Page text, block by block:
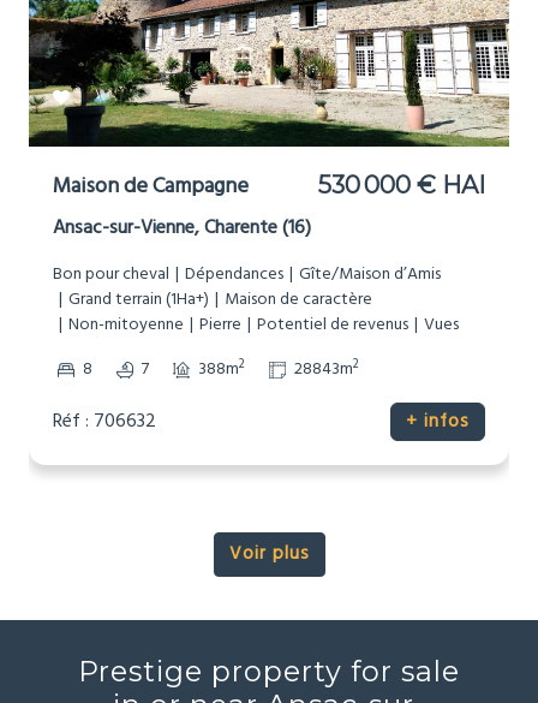
Maison de Campagne 530 000 € HAI
Ansac-sur-Vienne, Charente (16)
Bon pour cheval Dépendances Gîte/Maison d’Amis
Grand terrain (1Ha+)
Maison de caractère
Non-mitoyenne
Pierre Potentiel de revenus Vues
8
7 388m2 28843m2
Réf : 706632 + infos
Voir plus
Prestige property for sale